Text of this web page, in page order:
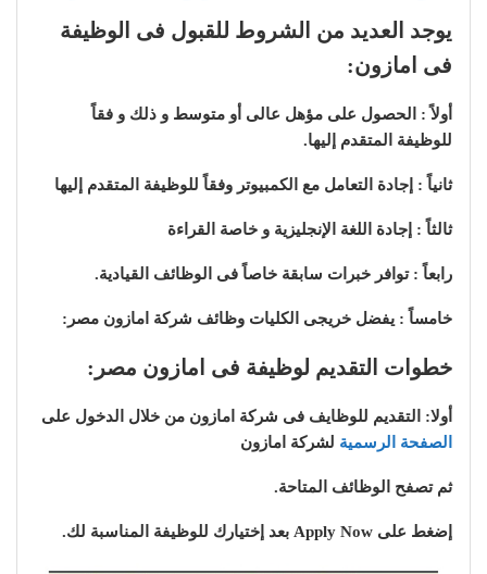
يوجد العديد من الشروط للقبول فى الوظيفة
فى امازون:
أولاً : الحصول على مؤهل عالى أو متوسط و ذلك و فقاً
للوظيفة المتقدم إليها.
ثانياً : إجادة التعامل مع الكمبيوتر وفقاً للوظيفة المتقدم إليها
ثالثاً : إجادة اللغة الإنجليزية و خاصة القراءة
رابعاً : توافر خبرات سابقة خاصاً فى الوظائف القيادية.
خامساً : يفضل خريجى الكليات وظائف شركة امازون مصر:
خطوات التقديم لوظيفة فى امازون مصر:
أولا: التقديم للوظايف فى شركة امازون من خلال الدخول على
الصفحة الرسمية لشركة امازون
ثم تصفح الوظائف المتاحة.
إضغط على Apply Now بعد إختيارك للوظيفة المناسبة لك.